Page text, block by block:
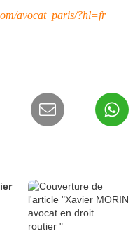
avocat_paris/?hl=fr